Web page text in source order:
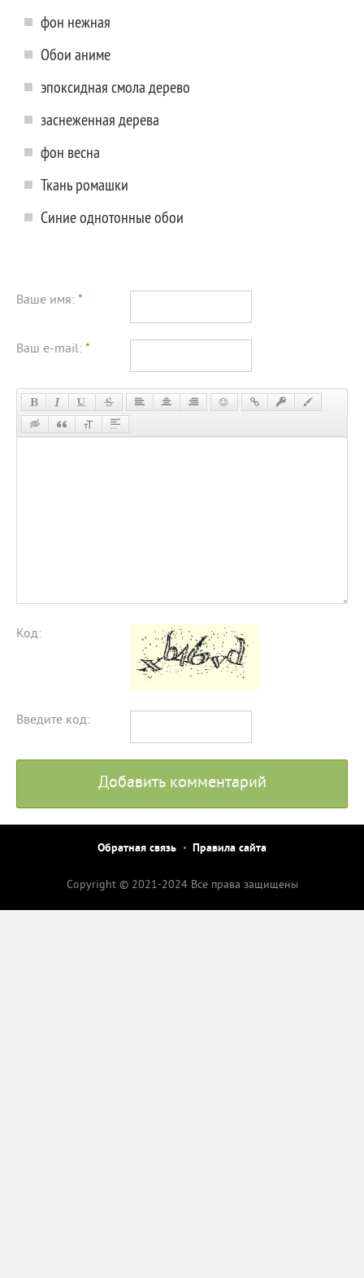
фон нежная
Обои аниме
эпоксидная смола дерево
заснеженная дерева
фон весна
Ткань ромашки
Синие однотонные обои
Ваше имя: *
Ваш e-mail: *
Код:
Введите код:
Добавить комментарий
Обратная связь Правила сайта
Copyright © 2021-2024 Все права защищены